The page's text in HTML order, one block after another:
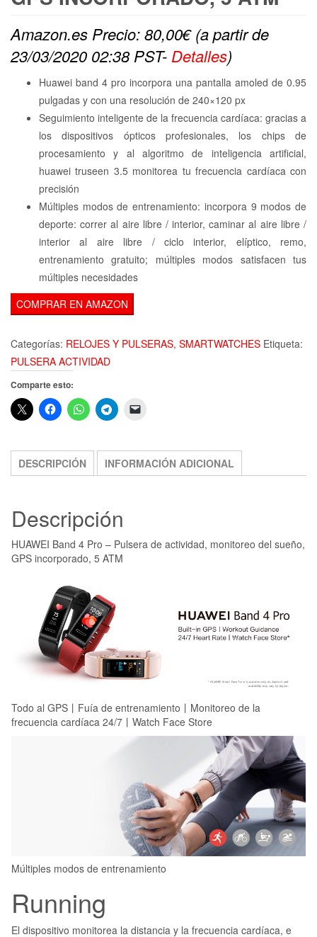
Amazon.es Precio:80,00€(a partir de
23/03/2020 02:38 PST- Detalles)
Huawei band 4 pro incorpora una pantalla amoled de 0.95
pulgadas y con una resolución de 240×120 px
Seguimiento inteligente de la frecuencia cardíaca: gracias a
los dispositivos ópticos profesionales, los chips de
procesamiento y al algoritmo de inteligencia artificial,
huawei truseen 3.5 monitorea tu frecuencia cardíaca con
precisión
Múltiples modos de entrenamiento: incorpora 9 modos de
deporte: correr al aire libre / interior, caminar al aire libre /
interior al aire libre / ciclo interior, elíptico, remo,
entrenamiento gratuito; múltiples modos satisfacen tus
múltiples necesidades
COMPRAR EN AMAZON
Categorías: RELOJES Y PULSERAS, SMARTWATCHES Etiqueta:
PULSERA ACTIVIDAD
Comparte esto:
DESCRIPCIÓN INFORMACIÓN ADICIONAL
Descripción
HUAWEI Band 4 Pro – Pulsera de actividad, monitoreo del sueño,
GPS incorporado, 5 ATM
Todo al GPS丨Fuía de entrenamiento丨Monitoreo de la
frecuencia cardíaca 24/7丨Watch Face Store
Múltiples modos de entrenamiento
Running
El dispositivo monitorea la distancia y la frecuencia cardíaca, e